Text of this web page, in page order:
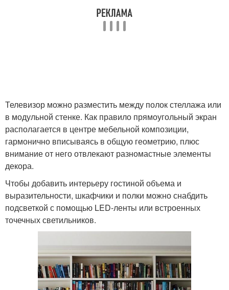
Телевизор можно разместить между полок стеллажа или
в модульной стенке. Как правило прямоугольный экран
располагается в центре мебельной композиции,
гармонично вписываясь в общую геометрию, плюс
внимание от него отвлекают разномастные элементы
декора.
Чтобы добавить интерьеру гостиной объема и
выразительности, шкафчики и полки можно снабдить
подсветкой с помощью LED-ленты или встроенных
точечных светильников.